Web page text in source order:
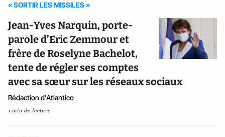
« SORTIR LES MISSILES »
Jean-Yves Narquin, porte-
parole d’Eric Zemmour et
frère de Roselyne Bachelot,
tente de régler ses comptes
avec sa sœur sur les réseaux sociaux
Rédaction d'Atlantico
1 min de lecture